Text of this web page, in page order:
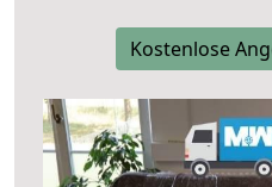
Kostenlose